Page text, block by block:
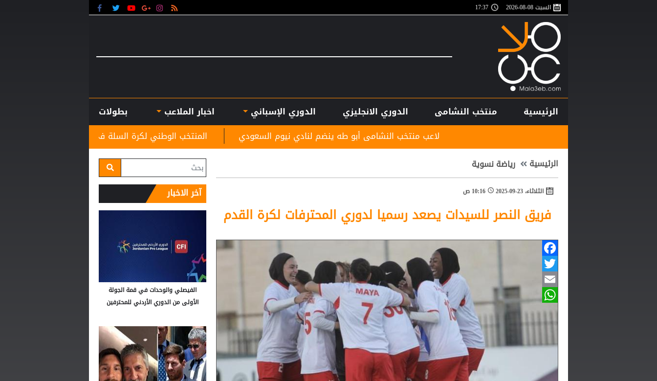
السبت 08-08-2026 17:37
الرئيسية منتخب النشامى الدوري الانجليزي الدوري الإسباني اخبار الملاعب
بطولات
المنتخب الوطني لكرة السلة في المجموعة الثانية بدورة الألعاب الآسيوية
لاعب منتخب النشامى أبو طه ينضم لنادي نيوم السعودي
الرئيسية رياضة نسوية
الثلاثاء، 23-09-2025 10:16 ص
فريق النصر للسيدات يصعد رسميا لدوري المحترفات لكرة القدم
Facebook
Twitter
Email
WhatsApp
آخر الاخبار
الفيصلي والوحدات في قمة الجولة
الأولى من الدوري الأردني للمحترفين